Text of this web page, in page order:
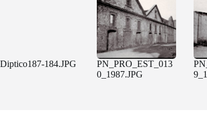
Diptico187-184.JPG
PN_PRO_EST_013
0_1987.JPG